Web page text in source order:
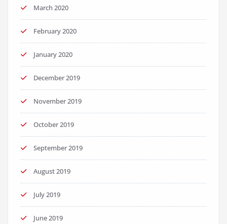
March 2020
February 2020
January 2020
December 2019
November 2019
October 2019
September 2019
August 2019
July 2019
June 2019